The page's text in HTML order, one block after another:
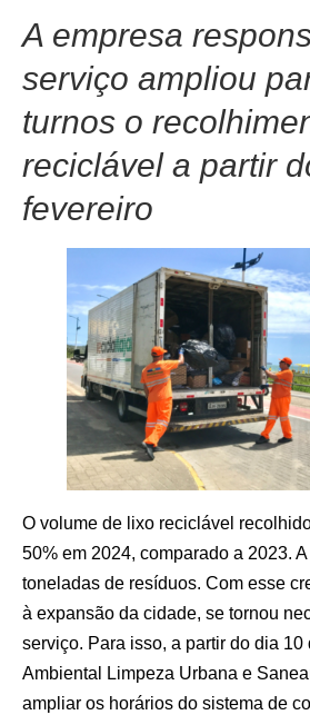
A empresa
serviço ampliou
turnos o
reciclável a partir
fevereiro
O volume de lixo reciclável
50% em 2024, comparado a 2023.
toneladas de resíduos. Com esse
à expansão da cidade, se tornou
serviço. Para isso, a partir do dia 10
Ambiental Limpeza Urbana e
ampliar os horários do sistema de